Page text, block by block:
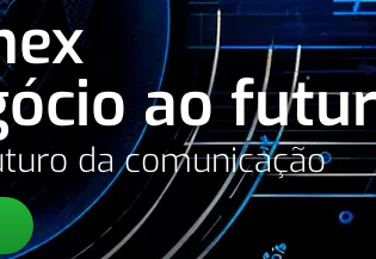
ao
da comunicação